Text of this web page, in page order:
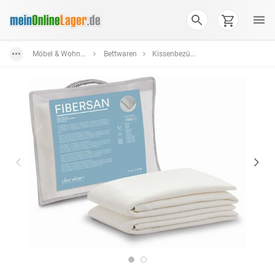
Möbel & Wohnen Bettwaren Kissenbezüge